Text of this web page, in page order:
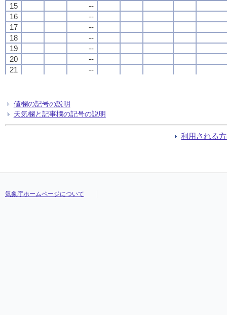
15
--
16
--
17
--
18
--
19
--
20
--
21
--
24
15
--
16
--
17
--
18
--
19
--
20
--
21
--
24
15
--
16
--
17
--
18
--
19
--
20
--
21
--
24
15
--
16
--
17
--
18
--
19
--
20
--
21
--
24
値欄の記号の説明
天気欄と記事欄の記号の説明
利用される
気象庁ホームページについて